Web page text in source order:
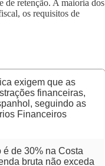
de retenção. A maioria dos
os requisitos de
exigem que as
financeiras,
seguindo as
Financeiros
de 30% na Costa
bruta não exceda